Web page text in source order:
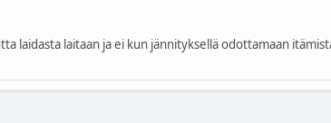
laidasta laitaan ja ei kun jännityksellä odottamaan